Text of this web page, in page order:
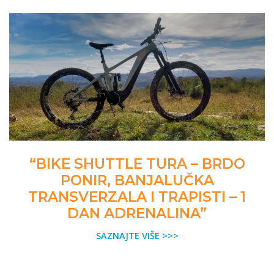
“BIKE SHUTTLE TURA – BRDO
PONIR, BANJALUČKA
TRANSVERZALA I TRAPISTI – 1
DAN ADRENALINA”
SAZNAJTE VIŠE >>>